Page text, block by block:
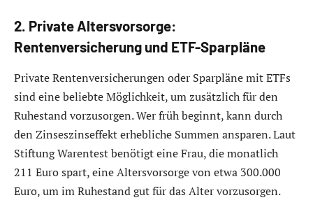
2. Private Altersvorsorge:
Rentenversicherung und ETF-Sparpläne
Private Rentenversicherungen oder Sparpläne mit ETFs
sind eine beliebte Möglichkeit, um zusätzlich für den
Ruhestand vorzusorgen. Wer früh beginnt, kann durch
den Zinseszinseffekt erhebliche Summen ansparen. Laut
Stiftung Warentest benötigt eine Frau, die monatlich
211 Euro spart, eine Altersvorsorge von etwa 300.000
Euro, um im Ruhestand gut für das Alter vorzusorgen.